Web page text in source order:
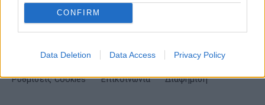
CONFIRM
Data Deletion Data Access Privacy Policy
Ταυτότητα Όροι χρήσης Δήλωση εχεμύθειας
Ρυθμίσεις Cookies Επικοινωνία Διαφήμιση